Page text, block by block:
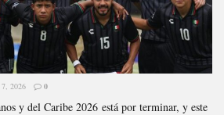
7, 2026 0
y del Caribe 2026 está por terminar, y este